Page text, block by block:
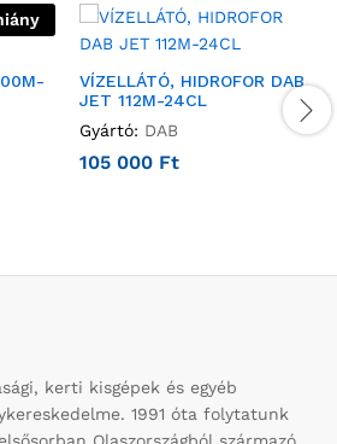
VÍZELLÁTÓ, HIDROFOR DAB
JET 112M-24CL
Gyártó: DAB
105 000 Ft
kerti kisgépek és egyéb
1991 óta folytatunk